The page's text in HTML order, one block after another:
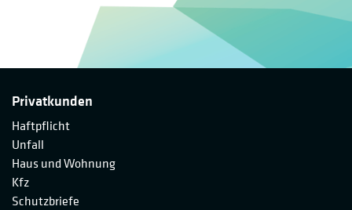
Privatkunden
Haftpflicht
Unfall
Haus und Wohnung
Kfz
Schutzbriefe